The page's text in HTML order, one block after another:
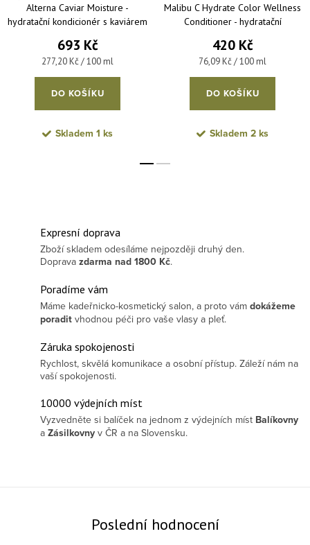
Alterna Caviar Moisture -
hydratační kondicionér s kaviárem
693 Kč
Měrná cena:
277,20 Kč / 100 ml
DO KOŠÍKU
Skladem 1 ks
Malibu C Hydrate Color Wellness
Conditioner - hydratační
266 ml
420 Kč
Měrná cena:
76,09 Kč / 100 ml
DO KOŠÍKU
Skladem 2 ks
Expresní doprava
Zboží skladem odesíláme nejpozději druhý den.
Doprava zdarma nad 1800 Kč.
Poradíme vám
Máme kadeřnicko-kosmetický salon, a proto vám dokážeme
poradit vhodnou péči pro vaše vlasy a pleť.
Záruka spokojenosti
Rychlost, skvělá komunikace a osobní přístup. Záleží nám na
vaší spokojenosti.
10000 výdejních míst
Vyzvedněte si balíček na jednom z výdejních míst Balíkovny
a Zásilkovny v ČR a na Slovensku.
Poslední hodnocení